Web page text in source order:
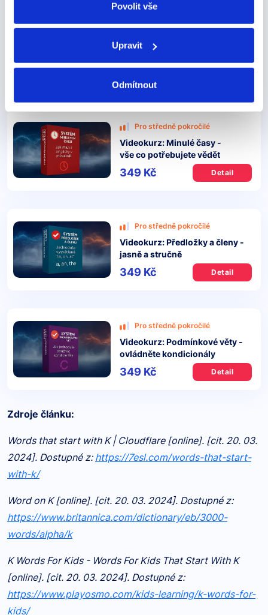
Povolit vše
Upravit
Odmítnout
Maturitní témata z angličtiny
Jak se zlepšit v angličtině B1?
Pro středně pokročilé
Videokurz: Minulé časy -
vše co potřebujete vědět
349 Kč Detail
Pro středně pokročilé
Videokurz: Předložky a členy -
jasně a stručně
349 Kč Detail
Pro středně pokročilé
Videokurz: Podmínkové věty -
ovládněte kondicionály
349 Kč Detail
Zdroje článku:
Words that start with K | Cloudflare [online]. [cit. 20. 03.
2024]. Dostupné z: https://7esl.com/words-that-start-
with-k/
Word on K [online]. [cit. 20. 03. 2024]. Dostupné z:
https://www.britannica.com/dictionary/eb/3000-
words/alpha/k
K Words For Kids - Words For Kids That Start With K
[online]. [cit. 20. 03. 2024]. Dostupné z:
https://www.playosmo.com/kids-learning/k-words-for-
kids/